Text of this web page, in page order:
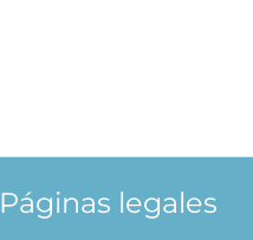
Páginas legales